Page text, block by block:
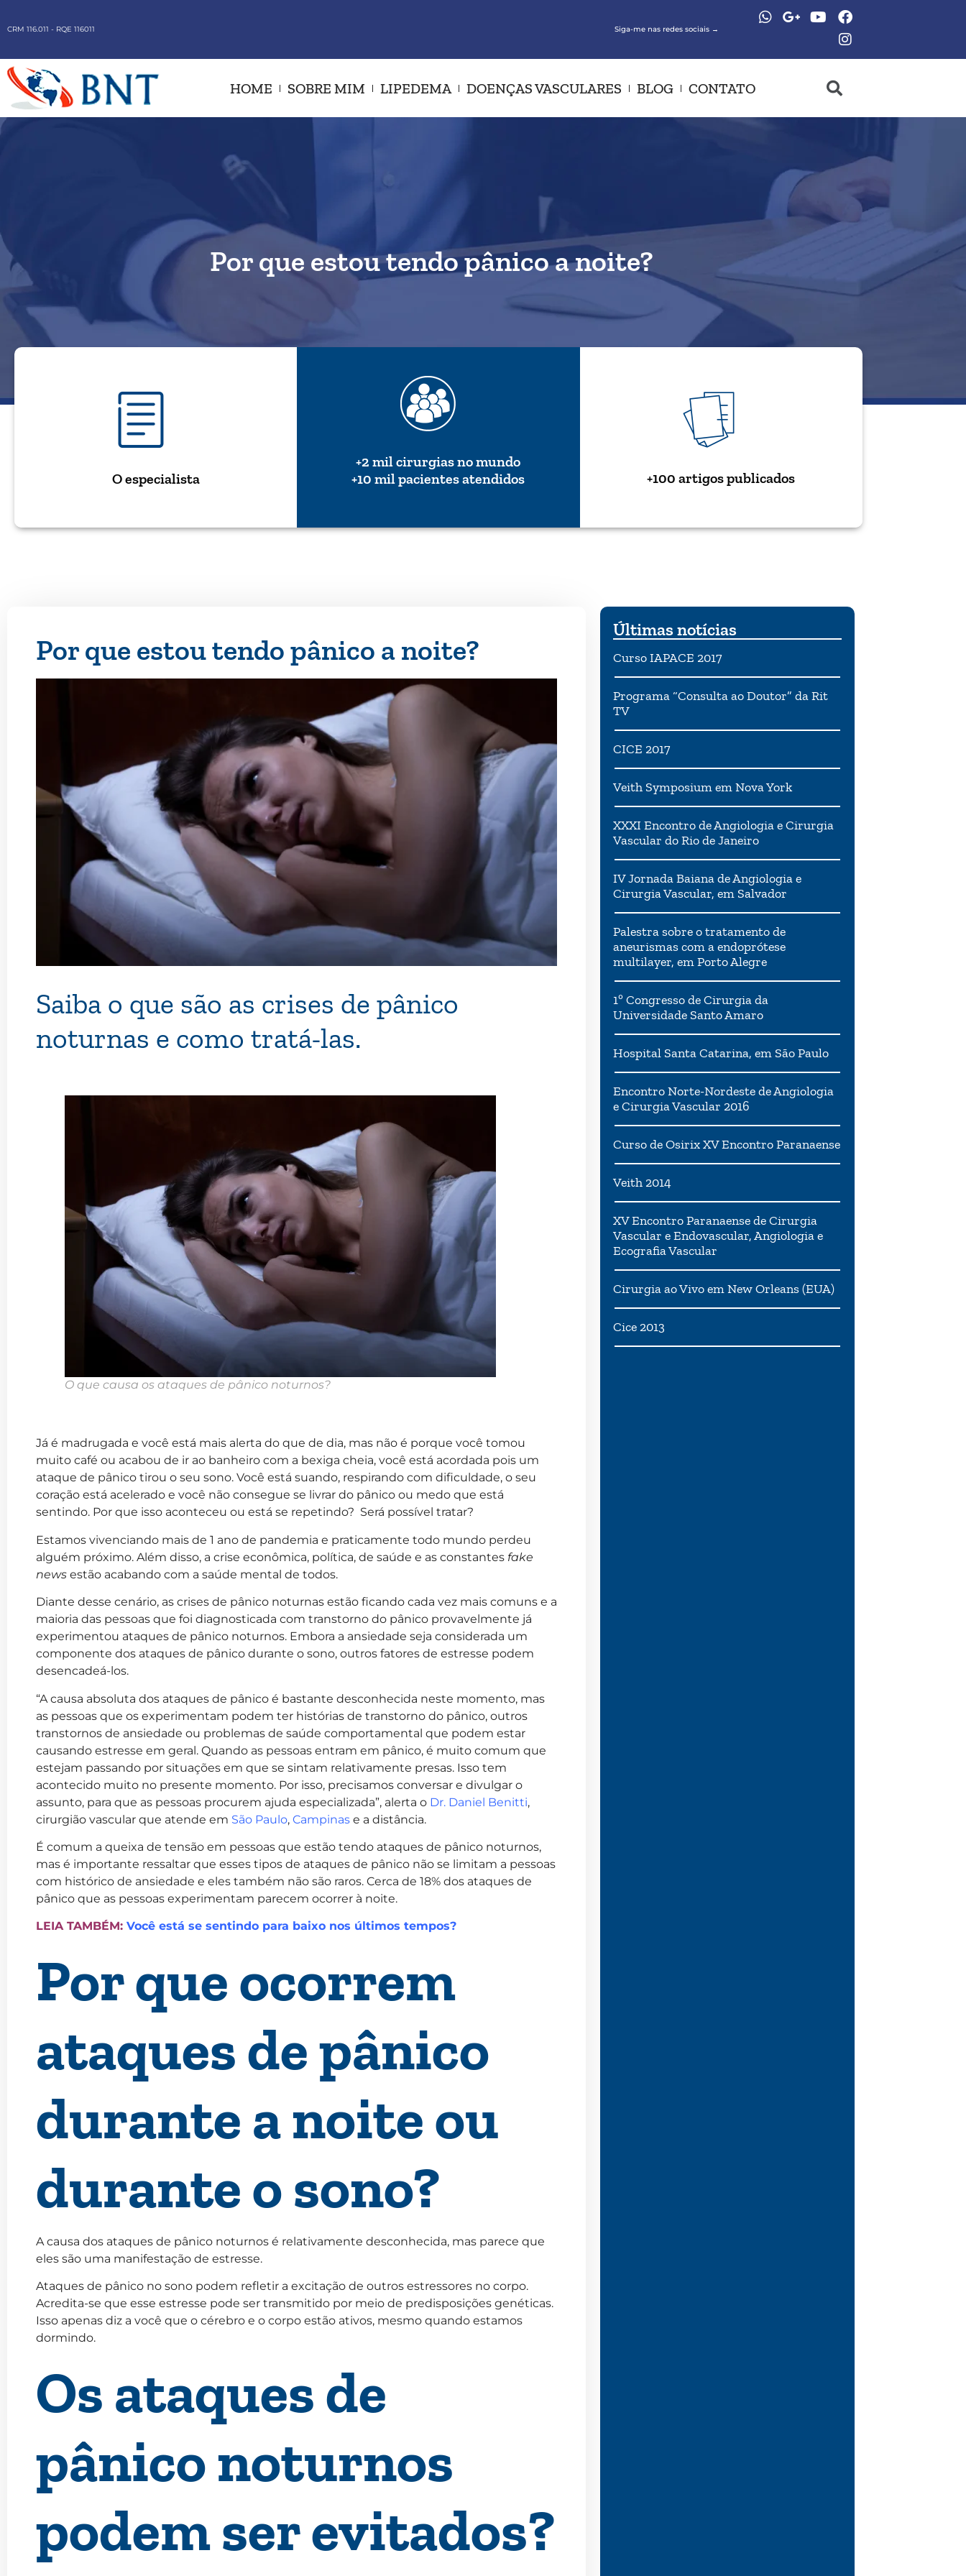
CRM 116.011 - RQE 116011 Siga-me nas redes sociais →
HOME SOBRE MIM LIPEDEMA DOENÇAS VASCULARES BLOG CONTATO
Por que estou tendo pânico a noite?
O especialista
+2 mil cirurgias no mundo
+10 mil pacientes atendidos
+100 artigos publicados
Por que estou tendo pânico a noite?
Saiba o que são as crises de pânico
noturnas e como tratá-las.
O que causa os ataques de pânico noturnos?
Já é madrugada e você está mais alerta do que de dia, mas não é porque você tomou
muito café ou acabou de ir ao banheiro com a bexiga cheia, você está acordada pois um
ataque de pânico tirou o seu sono. Você está suando, respirando com dificuldade, o seu
coração está acelerado e você não consegue se livrar do pânico ou medo que está
sentindo. Por que isso aconteceu ou está se repetindo? Será possível tratar?
Estamos vivenciando mais de 1 ano de pandemia e praticamente todo mundo perdeu
alguém próximo. Além disso, a crise econômica, política, de saúde e as constantes fake
news estão acabando com a saúde mental de todos.
Diante desse cenário, as crises de pânico noturnas estão ficando cada vez mais comuns e a
maioria das pessoas que foi diagnosticada com transtorno do pânico provavelmente já
experimentou ataques de pânico noturnos. Embora a ansiedade seja considerada um
componente dos ataques de pânico durante o sono, outros fatores de estresse podem
desencadeá-los.
“A causa absoluta dos ataques de pânico é bastante desconhecida neste momento, mas
as pessoas que os experimentam podem ter histórias de transtorno do pânico, outros
transtornos de ansiedade ou problemas de saúde comportamental que podem estar
causando estresse em geral. Quando as pessoas entram em pânico, é muito comum que
estejam passando por situações em que se sintam relativamente presas. Isso tem
acontecido muito no presente momento. Por isso, precisamos conversar e divulgar o
assunto, para que as pessoas procurem ajuda especializada”, alerta o Dr. Daniel Benitti,
cirurgião vascular que atende em São Paulo, Campinas e a distância.
É comum a queixa de tensão em pessoas que estão tendo ataques de pânico noturnos,
mas é importante ressaltar que esses tipos de ataques de pânico não se limitam a pessoas
com histórico de ansiedade e eles também não são raros. Cerca de 18% dos ataques de
pânico que as pessoas experimentam parecem ocorrer à noite.
LEIA TAMBÉM: Você está se sentindo para baixo nos últimos tempos?
Por que ocorrem
ataques de pânico
durante a noite ou
durante o sono?
A causa dos ataques de pânico noturnos é relativamente desconhecida, mas parece que
eles são uma manifestação de estresse.
Ataques de pânico no sono podem refletir a excitação de outros estressores no corpo.
Acredita-se que esse estresse pode ser transmitido por meio de predisposições genéticas.
Isso apenas diz a você que o cérebro e o corpo estão ativos, mesmo quando estamos
dormindo.
Os ataques de
pânico noturnos
podem ser evitados?
Últimas notícias
Curso IAPACE 2017
Programa “Consulta ao Doutor” da Rit
TV
CICE 2017
Veith Symposium em Nova York
XXXI Encontro de Angiologia e Cirurgia
Vascular do Rio de Janeiro
IV Jornada Baiana de Angiologia e
Cirurgia Vascular, em Salvador
Palestra sobre o tratamento de
aneurismas com a endoprótese
multilayer, em Porto Alegre
1º Congresso de Cirurgia da
Universidade Santo Amaro
Hospital Santa Catarina, em São Paulo
Encontro Norte-Nordeste de Angiologia
e Cirurgia Vascular 2016
Curso de Osirix XV Encontro Paranaense
Veith 2014
XV Encontro Paranaense de Cirurgia
Vascular e Endovascular, Angiologia e
Ecografia Vascular
Cirurgia ao Vivo em New Orleans (EUA)
Cice 2013